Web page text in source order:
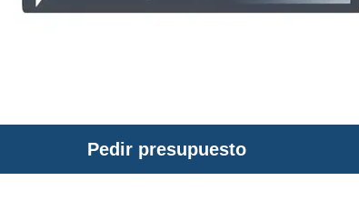
Pedir presupuesto